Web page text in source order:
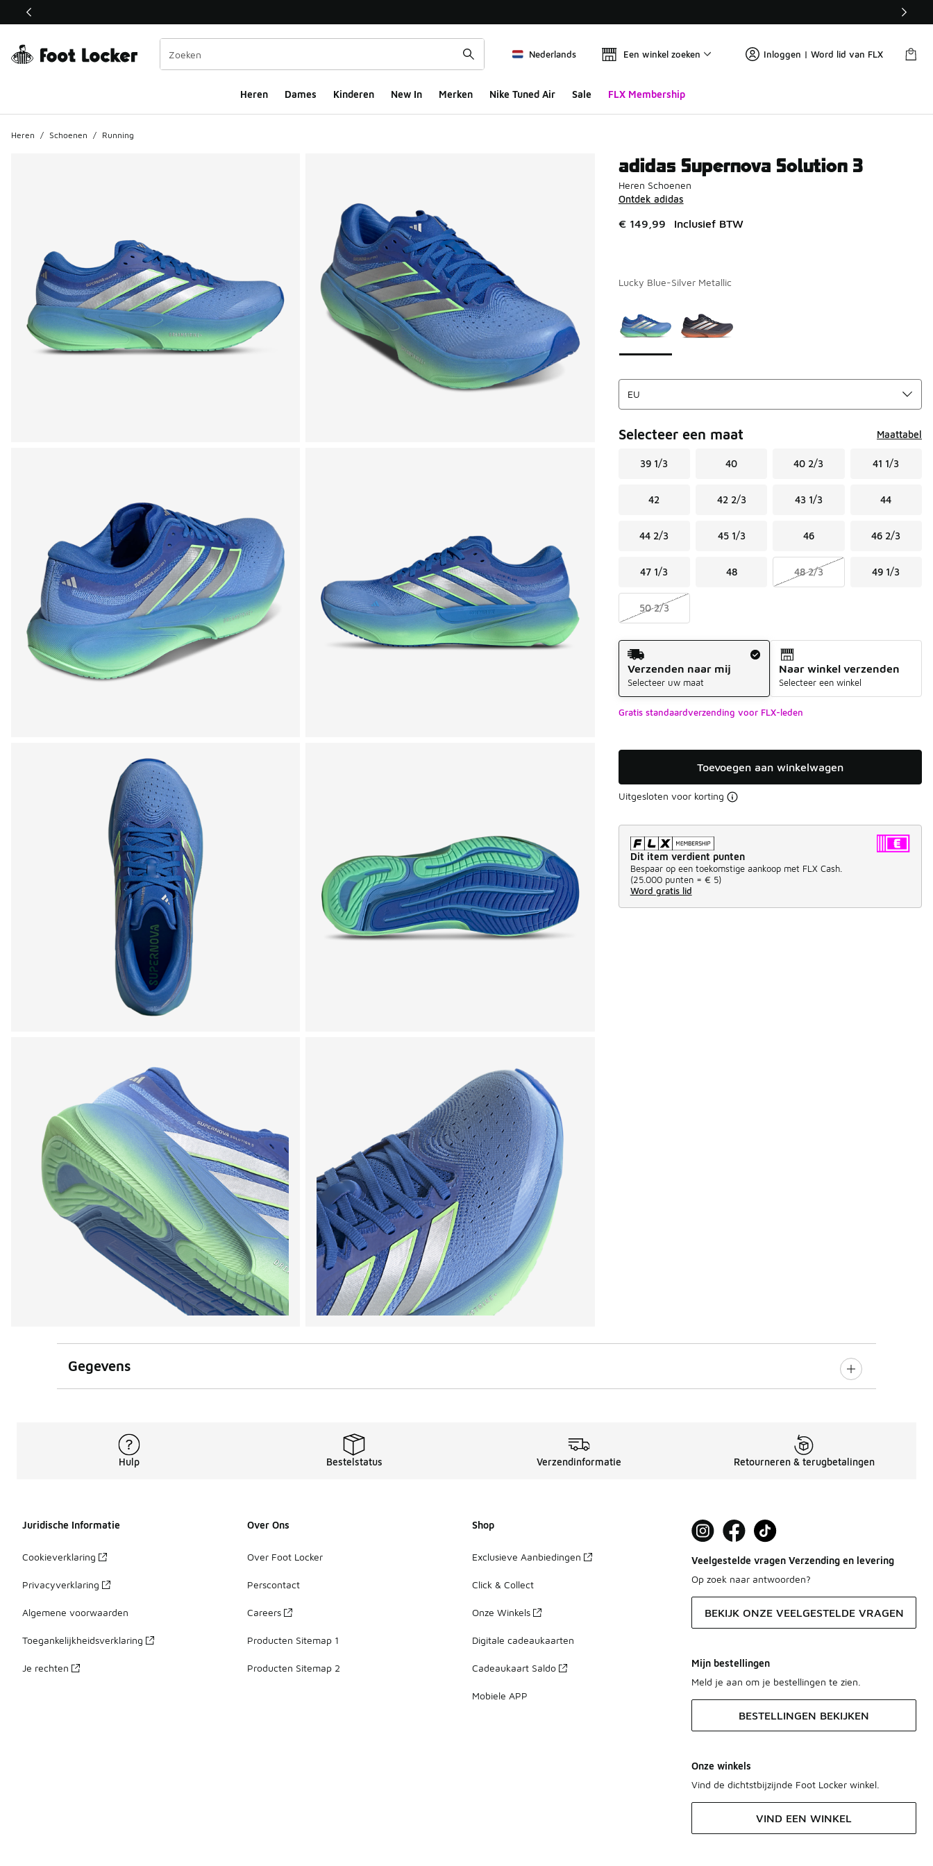
Deze link wordt geopend in een nieuw venster
Nederlands Een winkel zoeken Inloggen | Word lid van FLX
Heren Dames Kinderen New In Merken Nike Tuned Air Sale FLX Membership
Heren / Schoenen / Running
adidas Supernova Solution 3
Heren Schoenen
Ontdek adidas
€ 149,99 Inclusief BTW
Lucky Blue-Silver Metallic
Selecteer een maat Maattabel
39 1/3 40 40 2/3 41 1/3
42 42 2/3 43 1/3 44
44 2/3 45 1/3 46 46 2/3
47 1/3 48 48 2/3 49 1/3
50 2/3
Verzendmethode
Verzenden naar mij
Selecteer uw maat
Naar winkel verzenden
Selecteer een winkel
Gratis standaardverzending voor FLX-leden
Toevoegen aan winkelwagen
Uitgesloten voor korting
Dit item verdient punten
Bespaar op een toekomstige aankoop met FLX Cash.
(25.000 punten = € 5)
Word gratis lid
Gegevens
Hulp Bestelstatus Verzendinformatie Retourneren & terugbetalingen
Juridische Informatie
Cookieverklaring
Privacyverklaring
Algemene voorwaarden
Toegankelijkheidsverklaring
Je rechten
Over Ons
Over Foot Locker
Perscontact
Careers
Producten Sitemap 1
Producten Sitemap 2
Shop
Exclusieve Aanbiedingen
Click & Collect
Onze Winkels
Digitale cadeaukaarten
Cadeaukaart Saldo
Mobiele APP
Veelgestelde vragen Verzending en levering
Op zoek naar antwoorden?
BEKIJK ONZE VEELGESTELDE VRAGEN
Mijn bestellingen
Meld je aan om je bestellingen te zien.
BESTELLINGEN BEKIJKEN
Onze winkels
Vind de dichtstbijzijnde Foot Locker winkel.
VIND EEN WINKEL